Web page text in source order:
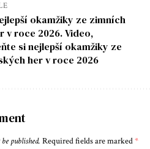
okamžiky ze zimních
v roce 2026. Video,
si nejlepší okamžiky ze
her v roce 2026
published. Required fields are marked*